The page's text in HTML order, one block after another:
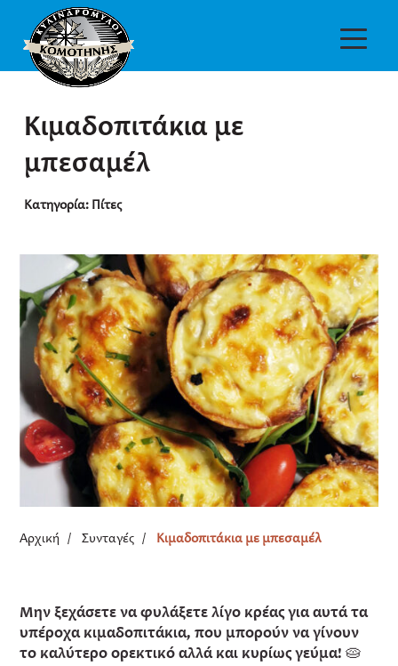
Κιμαδοπιτάκια με
μπεσαμέλ
Κατηγορία: Πίτες
Αρχική /Συνταγές / Κιμαδοπιτάκια με μπεσαμέλ
Μην ξεχάσετε να φυλάξετε λίγο κρέας για αυτά τα
υπέροχα κιμαδοπιτάκια, που μπορούν να γίνουν
το καλύτερο ορεκτικό αλλά και κυρίως γεύμα! 🥧